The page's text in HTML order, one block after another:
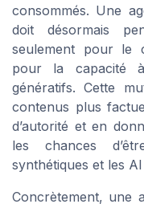
consommés. Une
doit désormais
seulement pour le
pour la capacité
génératifs. Cette
contenus plus
d’autorité et en
les chances
synthétiques et les
Concrètement, une